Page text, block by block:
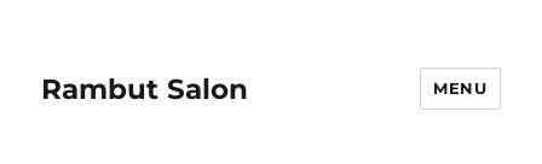
Rambut Salon MENU